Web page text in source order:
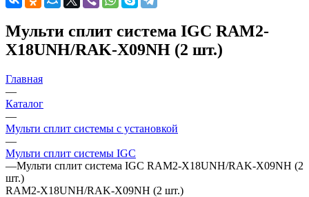
Мульти сплит система IGC RAM2-
X18UNH/RAK-X09NH (2 шт.)
Главная
—
Каталог
—
Мульти сплит системы с установкой
—
Мульти сплит системы IGC
—Мульти сплит система IGC RAM2-X18UNH/RAK-X09NH (2
шт.)
RAM2-X18UNH/RAK-X09NH (2 шт.)